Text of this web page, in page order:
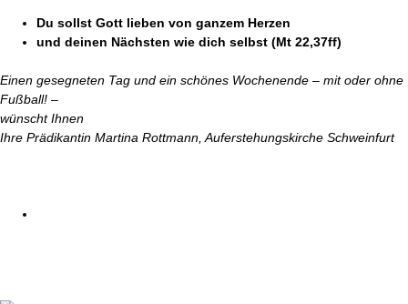
Du sollst Gott lieben von ganzem Herzen
und deinen Nächsten wie dich selbst (Mt 22,37ff)
Einen gesegneten Tag und ein schönes Wochenende – mit oder ohne
Fußball! –
wünscht Ihnen
Ihre Prädikantin Martina Rottmann, Auferstehungskirche Schweinfurt